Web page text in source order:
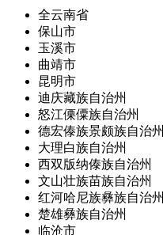
全云南省
保山市
玉溪市
曲靖市
昆明市
迪庆藏族自治州
怒江傈僳族自治州
德宏傣族景颇族自治州
大理白族自治州
西双版纳傣族自治州
文山壮族苗族自治州
红河哈尼族彝族自治州
楚雄彝族自治州
临沧市